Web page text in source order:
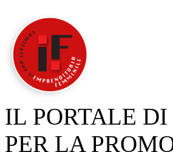
IL PORTALE
PER LA